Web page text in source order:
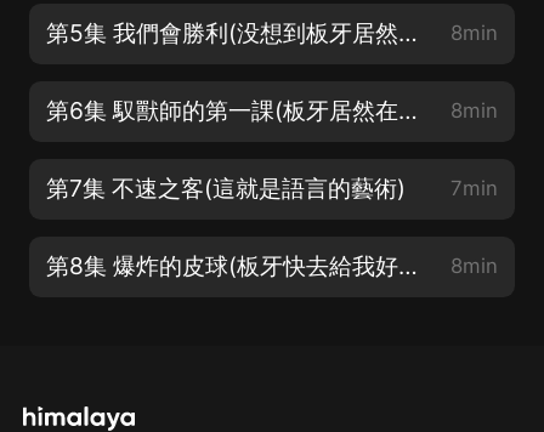
第5集 我們會勝利(没想到板牙居然是個舔狗不對是舔驢) 8min
第6集 馭獸師的第一課(板牙居然在裝死) 8min
第7集 不速之客(這就是語言的藝術) 7min
第8集 爆炸的皮球(板牙快去給我好好教訓一下他們) 8min